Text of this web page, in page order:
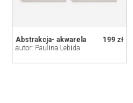
199 zł
Abstrakcja- akwarela
autor: Paulina Lebida